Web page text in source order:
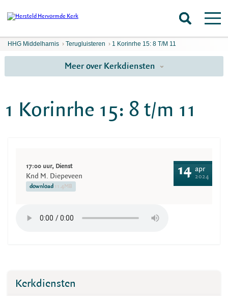
HHG Middelharnis › Terugluisteren › 1 Korinrhe 15: 8 T/m 11
Meer over Kerkdiensten
1 Korinrhe 15: 8 t/m 11
17:00 uur, Dienst
Knd M. Diepeveen
download 11.4MB
14 apr
2024
Kerkdiensten